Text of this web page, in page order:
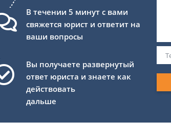
В течении 5 минут с вами
свяжется юрист и ответит на
ваши вопросы
Вы получаете развернутый
ответ юриста и знаете как
действовать
дальше